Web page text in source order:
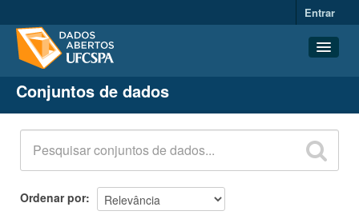
Entrar
Conjuntos de dados
Organizações
Grupos
Sobre
Conjuntos de dados
Ordenar por